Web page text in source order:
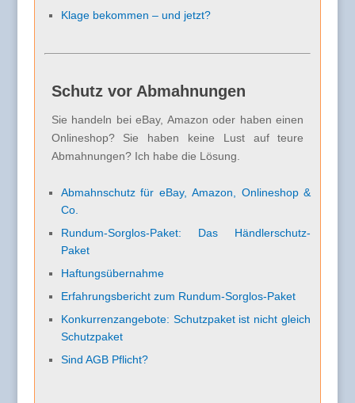
Klage bekommen – und jetzt?
Schutz vor Abmahnungen
Sie handeln bei eBay, Amazon oder haben einen
Onlineshop? Sie haben keine Lust auf teure
Abmahnungen? Ich habe die Lösung.
Abmahnschutz für eBay, Amazon, Onlineshop &
Co.
Rundum-Sorglos-Paket: Das Händlerschutz-
Paket
Haftungsübernahme
Erfahrungsbericht zum Rundum-Sorglos-Paket
Konkurrenzangebote: Schutzpaket ist nicht gleich
Schutzpaket
Sind AGB Pflicht?